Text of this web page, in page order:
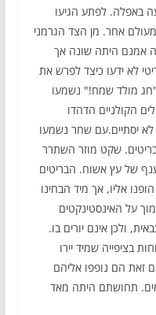
באפלה. לפתע הגיעו
אחר. מן הצד הגרמני
אמנם היתה שונה אך
לא ידעו כיצד לפרש את
מולד שמח!" נשמעו
הקולניים הדהדו
יסתיים.עם שחר נשמעו
שקט מוזר השתרר
של עץ אשוח. הבריטים
אליו, אך מיד הבחינו
על האינסטינקטים
ולכן אינם יורים בו.
בציפייה שמיד יירו
זאת הם נופפו אליהם
תחושתם היתה מאד